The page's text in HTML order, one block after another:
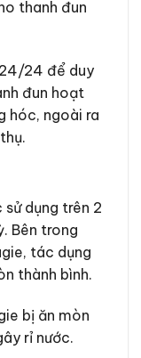
thanh đun
24 để duy
đun hoạt
hóc, ngoài ra
dụng trên 2
Bên trong
tác dụng
thành bình.
bị ăn mòn
rỉ nước.